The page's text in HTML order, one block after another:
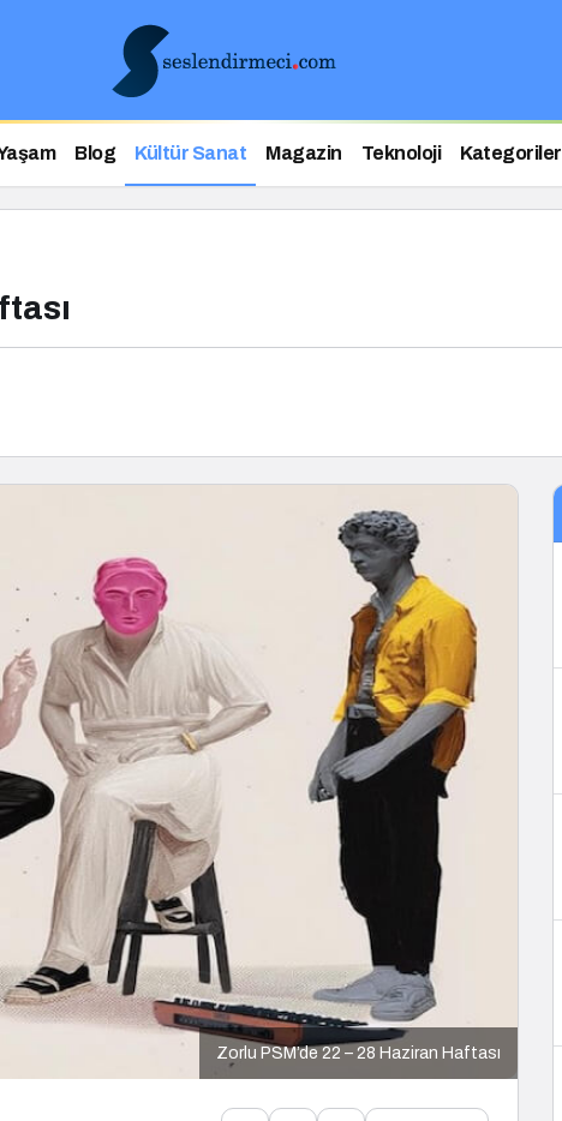
Blog Kültür Sanat Magazin Teknoloji Kategoriler
Zorlu PSM’de 22 – 28 Haziran Haftası